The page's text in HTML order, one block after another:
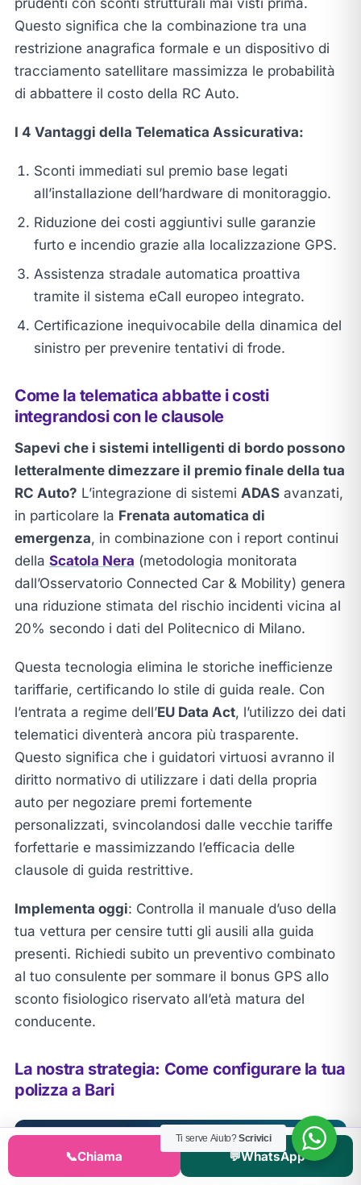
Questo significa che la combinazione tra una
restrizione anagrafica formale e un dispositivo di
tracciamento satellitare massimizza le probabilità
di abbattere il costo della RC Auto.
I 4 Vantaggi della Telematica Assicurativa:
Sconti immediati sul premio base legati
all’installazione dell’hardware di monitoraggio.
Riduzione dei costi aggiuntivi sulle garanzie
furto e incendio grazie alla localizzazione GPS.
Assistenza stradale automatica proattiva
tramite il sistema eCall europeo integrato.
Certificazione inequivocabile della dinamica del
sinistro per prevenire tentativi di frode.
Come la telematica abbatte i costi
integrandosi con le clausole
Sapevi che i sistemi intelligenti di bordo possono
letteralmente dimezzare il premio finale della tua
RC Auto? L’integrazione di sistemi ADASavanzati,
in particolare la Frenata automatica di
emergenza, in combinazione con i report continui
della Scatola Nera (metodologia monitorata
dall’Osservatorio Connected Car & Mobility) genera
una riduzione stimata del rischio incidenti vicina al
20% secondo i dati del Politecnico di Milano.
Questa tecnologia elimina le storiche inefficienze
tariffarie, certificando lo stile di guida reale. Con
l’entrata a regime dell’EU Data Act, l’utilizzo dei dati
telematici diventerà ancora più trasparente.
Questo significa che i guidatori virtuosi avranno il
diritto normativo di utilizzare i dati della propria
auto per negoziare premi fortemente
personalizzati, svincolandosi dalle vecchie tariffe
forfettarie e massimizzando l’efficacia delle
clausole di guida restrittive.
Implementa oggi: Controlla il manuale d’uso della
tua vettura per censire tutti gli ausili alla guida
presenti. Richiedi subito un preventivo combinato
al tuo consulente per sommare il bonus GPS allo
sconto fisiologico riservato all’età matura del
conducente.
La nostra strategia: Come configurare la tua
polizza a Bari
Ti serve Aiuto?Scrivici
📞Chiama 💬WhatsApp